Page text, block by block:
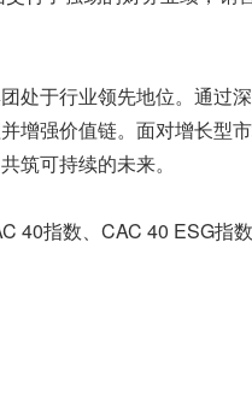
处于行业领先地位。通过
增强价值链。面对增长型
筑可持续的未来。
40指数、CAC 40 ESG指